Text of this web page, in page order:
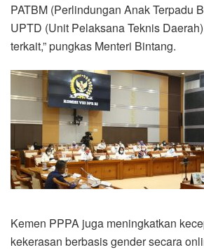
PATBM (Perlindungan Anak Terpadu
UPTD (Unit Pelaksana Teknis
terkait,” pungkas Menteri Bintang.
Kemen PPPA juga meningkatkan
kekerasan berbasis gender secara